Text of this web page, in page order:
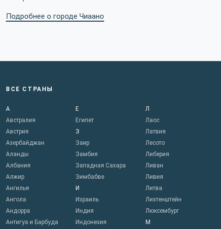
Подробнее о городе Чиаано
ВСЕ СТРАНЫ
А
Австралия
Австрия
Азербайджан
Аланды
Албания
Алжир
Ангилья
Ангола
Андорра
Антигуа и Барбуда
Е
Египет
З
Заир
Замбия
Западная Сахара
Зимбабве
И
Израиль
Индия
Индонезия
Л
Лаос
Латвия
Лесото
Либерия
Ливан
Ливия
Литва
Лихтенштейн
Люксембург
М